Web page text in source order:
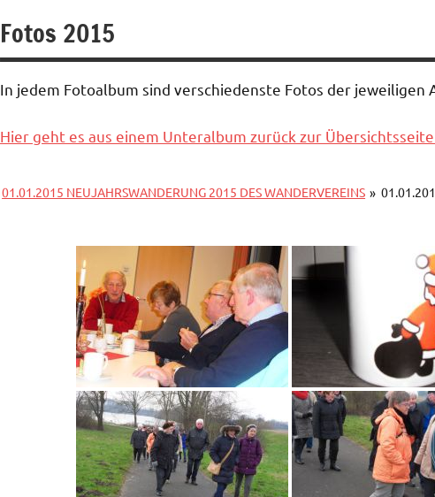
Fotos 2015
In jedem Fotoalbum sind verschiedenste Fotos der jeweiligen
Hier geht es aus einem Unteralbum zurück zur
01.01.2015 NEUJAHRSWANDERUNG 2015 DES WANDERVEREINS »